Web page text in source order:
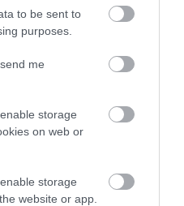
to be sent to
purposes.
me
storage
on web or
storage
website or app.
OTTHONRÓL: A
ELŐNYEI
07
SZOLGÁLTATÁSOK AZ EGRI...
07|Eger ügye